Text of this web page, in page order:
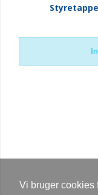
Vi bruger cookies
Styretappe